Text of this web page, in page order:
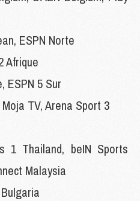
ESPN Norte
Afrique
ESPN 5 Sur
Moja TV, Arena Sport 3
1 Thailand, beIN Sports
Malaysia